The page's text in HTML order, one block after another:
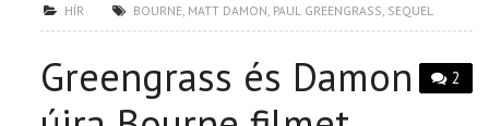
HÍR BOURNE MATT DAMON PAUL GREENGRASS SEQUEL
2
Greengrass és Damon